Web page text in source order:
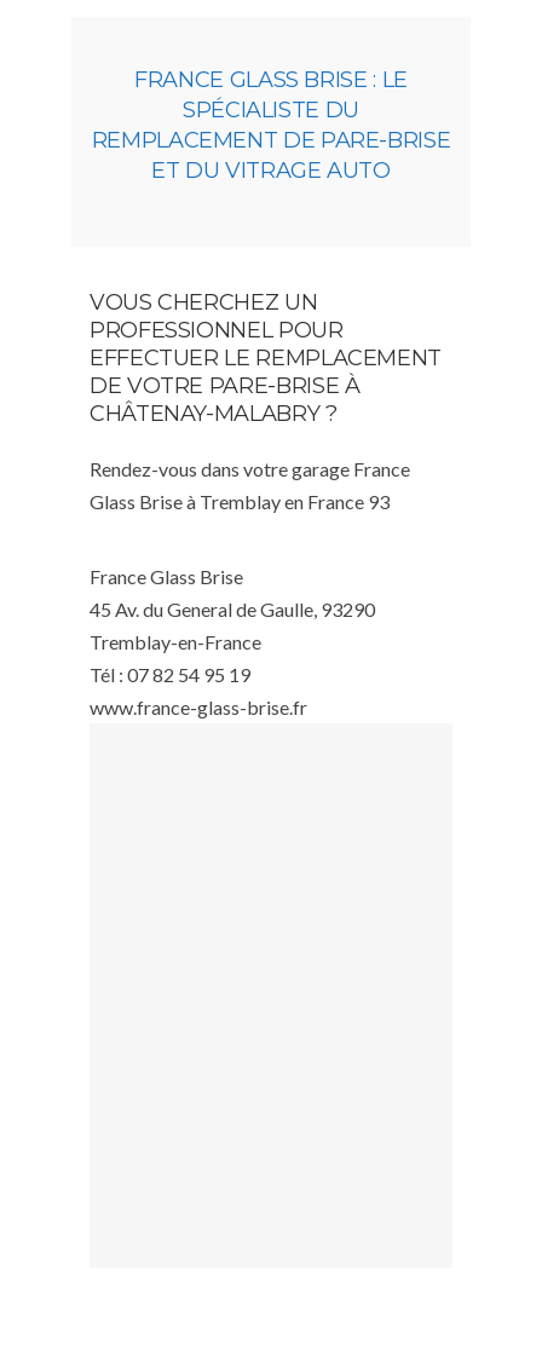
FRANCE GLASS BRISE : LE
SPÉCIALISTE DU
REMPLACEMENT DE PARE-BRISE
ET DU VITRAGE AUTO
VOUS CHERCHEZ UN
PROFESSIONNEL POUR
EFFECTUER LE REMPLACEMENT
DE VOTRE PARE-BRISE À
CHÂTENAY-MALABRY ?
Rendez-vous dans votre garage France
Glass Brise à Tremblay en France 93
France Glass Brise
45 Av. du General de Gaulle, 93290
Tremblay-en-France
Tél : 07 82 54 95 19
www.france-glass-brise.fr